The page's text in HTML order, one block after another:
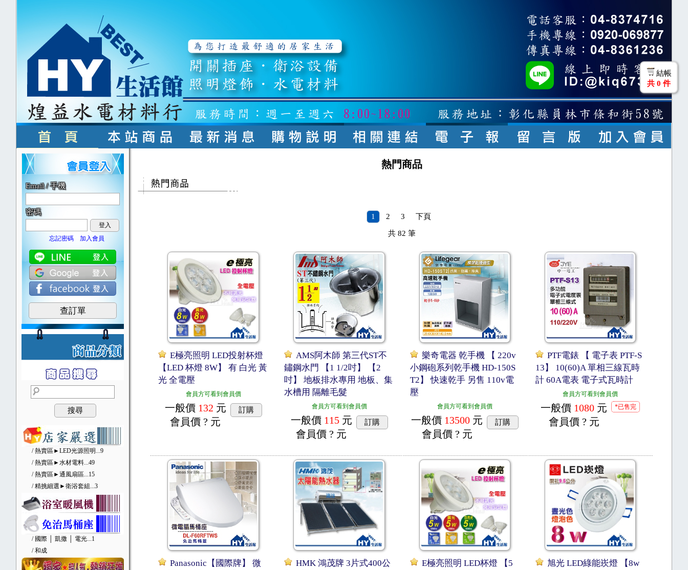
結帳
共 0 件
Email / 手機
密碼
登入
忘記密碼
加入會員
查訂單
搜尋
/ 熱賣區►LED光源照明 ...9
/ 熱賣區►水材電料...49
/ 熱賣區►通風扇區...15
/ 精挑細選►衛浴套組 ...3
/ 國際 │ 凱撒 │ 電光...1
/ 和成
熱門商品
1 2 3 下頁
共82 筆
E極亮照明 LED投射杯燈
【LED 杯燈 8W】 有 白光 黃
光 全電壓
會員方可看到會員價
一般價 132 元
會員價 ? 元
訂購
AMS阿木師 第三代ST不
鏽鋼水門 【1 1/2吋】 【2
吋】 地板排水專用 地板、集
水槽用 隔離毛髮
會員方可看到會員價
一般價 115元
會員價 ? 元
訂購
樂奇電器 乾手機 【 220v
小鋼砲系列乾手機 HD-150S
T2】 快速乾手 另售 110v電
壓
會員方可看到會員價
一般價 13500 元
會員價 ? 元
訂購
PTF電錶 【 電子表 PTF-S
13】 10(60)A 單相三線瓦時
計 60A電表 電子式瓦時計
會員方可看到會員價
一般價 1080 元
會員價 ? 元
*已售完
Panasonic【國際牌】 微
HMK 鴻茂牌 3片式400公
E極亮照明 LED杯燈 【5
旭光 LED綠能崁燈 【8w